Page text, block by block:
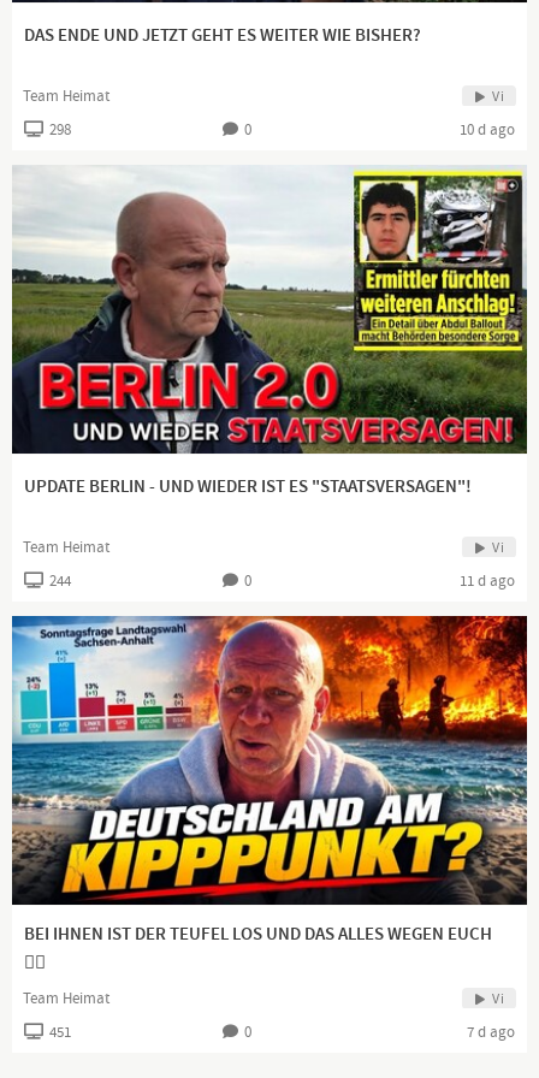
Mehrheit von unzufriedenen Demokraten endlich wieder eine
DAS ENDE UND JETZT GEHT ES WEITER WIE BISHER?
Team Heimat Vi
298 0 10 d ago
UPDATE BERLIN - UND WIEDER IST ES "STAATSVERSAGEN"!
Team Heimat Vi
244 0 11 d ago
BEI IHNEN IST DER TEUFEL LOS UND DAS ALLES WEGEN EUCH
👍🏻
Team Heimat Vi
451 0 7 d ago